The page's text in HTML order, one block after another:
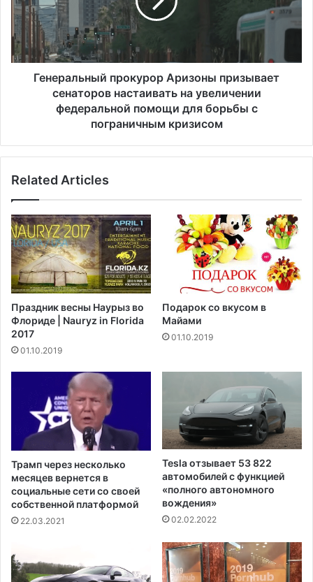
е
р
е
г
с
и
а
с
а
е
т
3
ч
е
л
о
б
к
н
а
д
р
а
л
ь
н
к
р
А
р
и
з
о
н
ы
п
р
и
з
н
а
т
о
в
Генеральный прокурор Аризоны призывает
сенаторов настаивать на увеличении
федеральной помощи для борьбы с
пограничным кризисом
Related Articles
Праздник весны Наурыз во
Флориде | Nauryz in Florida
2017
01.10.2019
Подарок со вкусом в
Майами
01.10.2019
Трамп через несколько
месяцев вернется в
социальные сети со своей
собственной платформой
22.03.2021
Tesla отзывает 53 822
автомобилей с функцией
«полного автономного
вождения»
02.02.2022